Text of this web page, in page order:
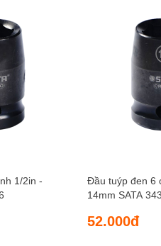
1/2in -
Đầu tuýp đen 6
14mm SATA
52.000đ